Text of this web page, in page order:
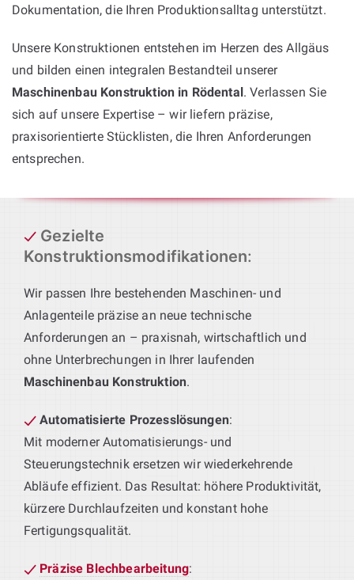
Dokumentation, die Ihren Produktionsalltag unterstützt.
Unsere Konstruktionen entstehen im Herzen des Allgäus
und bilden einen integralen Bestandteil unserer
Maschinenbau Konstruktion in Rödental. Verlassen Sie
sich auf unsere Expertise – wir liefern präzise,
praxisorientierte Stücklisten, die Ihren Anforderungen
entsprechen.
Gezielte
Konstruktionsmodifikationen:
Wir passen Ihre bestehenden Maschinen- und
Anlagenteile präzise an neue technische
Anforderungen an – praxisnah, wirtschaftlich und
ohne Unterbrechungen in Ihrer laufenden
Maschinenbau Konstruktion.
Automatisierte Prozesslösungen:
Mit moderner Automatisierungs- und
Steuerungstechnik ersetzen wir wiederkehrende
Abläufe effizient. Das Resultat: höhere Produktivität,
kürzere Durchlaufzeiten und konstant hohe
Fertigungsqualität.
Präzise Blechbearbeitung: